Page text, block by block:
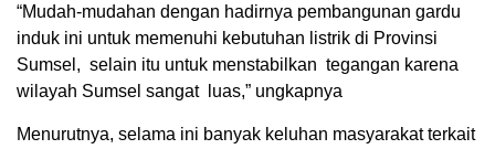
“Mudah-mudahan dengan hadirnya pembangunan gardu
induk ini untuk memenuhi kebutuhan listrik di Provinsi
Sumsel, selain itu untuk menstabilkan tegangan karena
wilayah Sumsel sangat luas,” ungkapnya
Menurutnya, selama ini banyak keluhan masyarakat terkait